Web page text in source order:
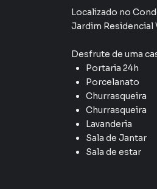
Localizado no
Jardim Residencial
Desfrute de uma
Portaria 24h
Porcelanato
Churrasqueira
Churrasqueira
Lavanderia
Sala de Jantar
Sala de estar